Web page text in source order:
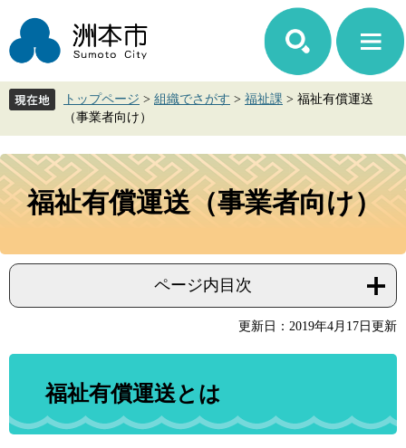
ジ
先
ュ
を
て
本
トップページ > 組織でさがす > 福祉課 > 福祉有償運送
（事業者向け）
本
文
福祉有償運送（事業者向け）
ページ内目次
更新日：2019年4月17日更新
福祉有償運送とは